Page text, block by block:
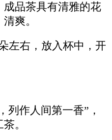
品茶具有清雅的花
爽。
左右，放入杯中，开
列作人间第一香”，
。